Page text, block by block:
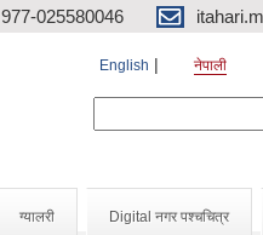
977-025580046
English नेपाली
ग्यालरी Digital नगर पश्चचित्र